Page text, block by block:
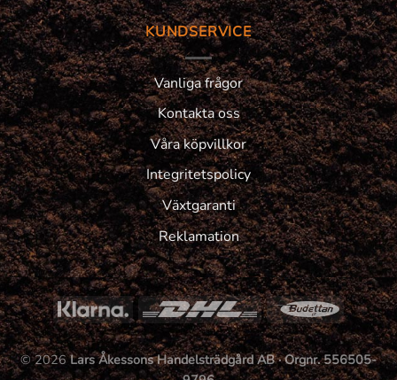
KUNDSERVICE
Vanliga frågor
Kontakta oss
Våra köpvillkor
Integritetspolicy
Växtgaranti
Reklamation
© 2026Lars Åkessons Handelsträdgård AB · Orgnr. 556505-